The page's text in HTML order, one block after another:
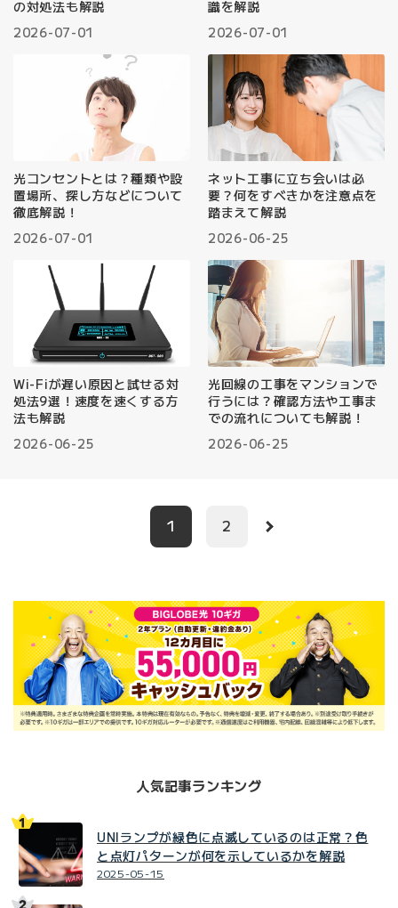
の対処法も解説
2026-07-01
識を解説
2026-07-01
光コンセントとは？種類や設
置場所、探し方などについて
徹底解説！
2026-07-01
ネット工事に立ち会いは必
要？何をすべきかを注意点を
踏まえて解説
2026-06-25
Wi-Fiが遅い原因と試せる対
処法9選！速度を速くする方
法も解説
2026-06-25
光回線の工事をマンションで
行うには？確認方法や工事ま
での流れについても解説！
2026-06-25
1 2
人気記事ランキング
UNIランプが緑色に点滅しているのは正常？色
と点灯パターンが何を示しているかを解説
2025-05-15